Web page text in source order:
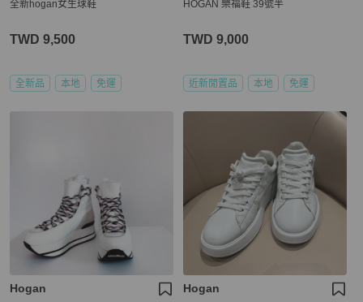
全新hogan女生球鞋
TWD 9,500
全新品 本地 免運
HOGAN 樂福鞋 39號半
TWD 9,000
近新閒置品 本地 免運
Hogan Hogan